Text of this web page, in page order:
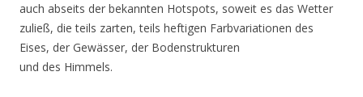
auch abseits der bekannten Hotspots, soweit es das Wetter
zuließ, die teils zarten, teils heftigen Farbvariationen des
Eises, der Gewässer, der Bodenstrukturen
und des Himmels.